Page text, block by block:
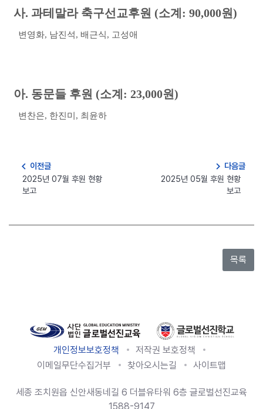
사. 과테말라 축구선교후원 (소계 : 90,000원)
변영화, 남진석, 배근식, 고성애
아. 동문들 후원 (소계 : 23,000원)
변찬은, 한진미, 최윤하
navigate_before 이전글
2025년 07월 후원 현황
보고
navigate_next 다음글
2025년 05월 후원 현황
보고
개인정보보호정책
저작권 보호정책
이메일무단수집거부
찾아오시는길 사이트맵
세종 조치원읍 신안새동네길 6 더블유타워 6층 글로벌선진교육
1588-9147